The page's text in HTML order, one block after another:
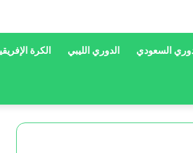
السعودي الدوري الليبي الكرة